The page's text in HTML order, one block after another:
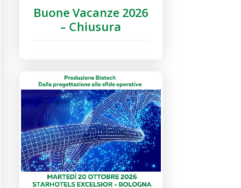
Buone Vacanze 2026
– Chiusura